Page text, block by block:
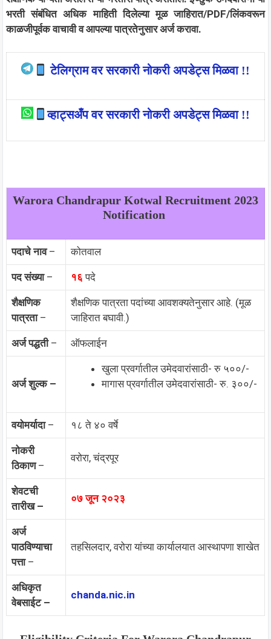
भरती संबंधित अधिक माहिती दिलेल्या मूळ जाहिरात/PDF/लिंकवरून
काळजीपूर्वक वाचावी व आपल्या पात्रतेनुसार अर्ज करावा.
टेलिग्राम वर सरकारी नोकरी अपडेट्स मिळवा !!
व्हाट्सअँप वर सरकारी नोकरी अपडेट्स मिळवा !!
Warora Chandrapur Kotwal Recruitment 2023
Notification
पदाचे नाव– कोतवाल
पद संख्या– १६ पदे
शैक्षणिक
पात्रता–
शैक्षणिक पात्रता पदांच्या आवशक्यतेनुसार आहे. (मूळ
जाहिरात बघावी.)
अर्ज पद्धती– ऑफलाईन
अर्ज शुल्क –
खुला प्रवर्गातील उमेदवारांसाठी- रु ५००/-
मागास प्रवर्गातील उमेदवारांसाठी- रु. ३००/-
वयोमर्यादा– १८ ते ४० वर्षे
नोकरी
ठिकाण–
वरोरा, चंद्रपूर
शेवटची
तारीख –
०७ जून २०२३
अर्ज
पाठविण्याचा
पत्ता–
तहसिलदार, वरोरा यांच्या कार्यालयात आस्थापणा शाखेत
अधिकृत
वेबसाईट –
chanda.nic.in